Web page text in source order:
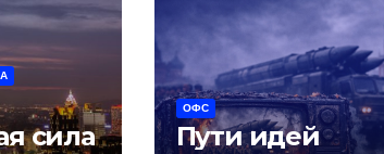
сила
ОФС
Пути идей